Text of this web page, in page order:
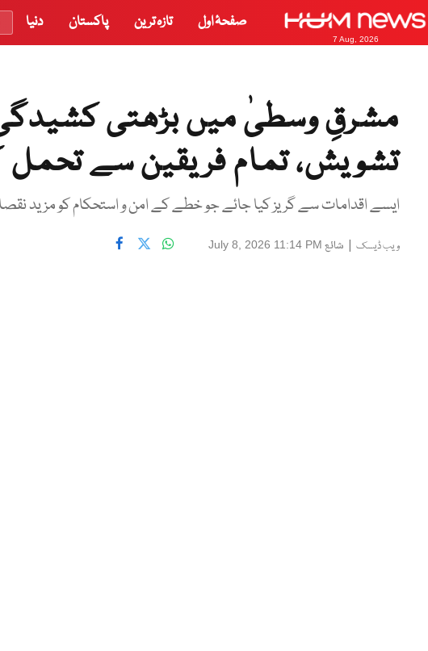
7 Aug, 2026
صفحۂ اول تازہ ترین پاکستان دنیا
مشرقِ وسطیٰ میں بڑھتی کشیدگی
تشویش، تمام فریقین سے تحمل
ایسے اقدامات سے گریز کیا جائے جو خطے کے امن و استحکام کو مزید
ویب ڈیسک | شائع July 8, 2026 11:14 PM